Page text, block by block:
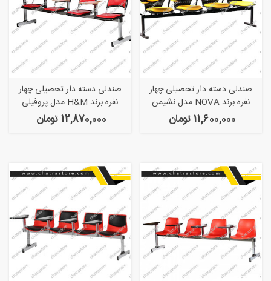
صندلی دسته دار تحصیلی چهار
نفره برند NOVA مدل نشیمن
صدفی
11,600,000 تومان
صندلی دسته دار تحصیلی چهار
نفره برند H&M مدل پروفیلی
صدفی دو تکه بدون سبد
12,870,000 تومان